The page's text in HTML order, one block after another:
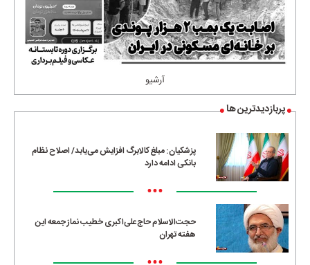
آرشیو
پربازدیدترین ها
پزشکیان: مبلغ کالابرگ افزایش می‌یابد/ اصلاح نظام
بانکی ادامه دارد
•••
حجت‌الاسلام حاج‌علی‌اکبری خطیب نماز جمعه این
هفته تهران